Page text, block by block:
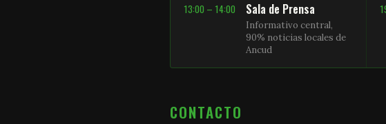
13:00 – 14:00 Sala de Prensa
Informativo central,
90% noticias locales de
Ancud
CONTACTO